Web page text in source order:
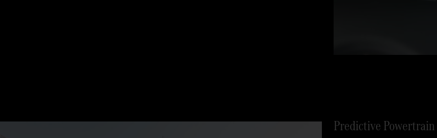
Predictive